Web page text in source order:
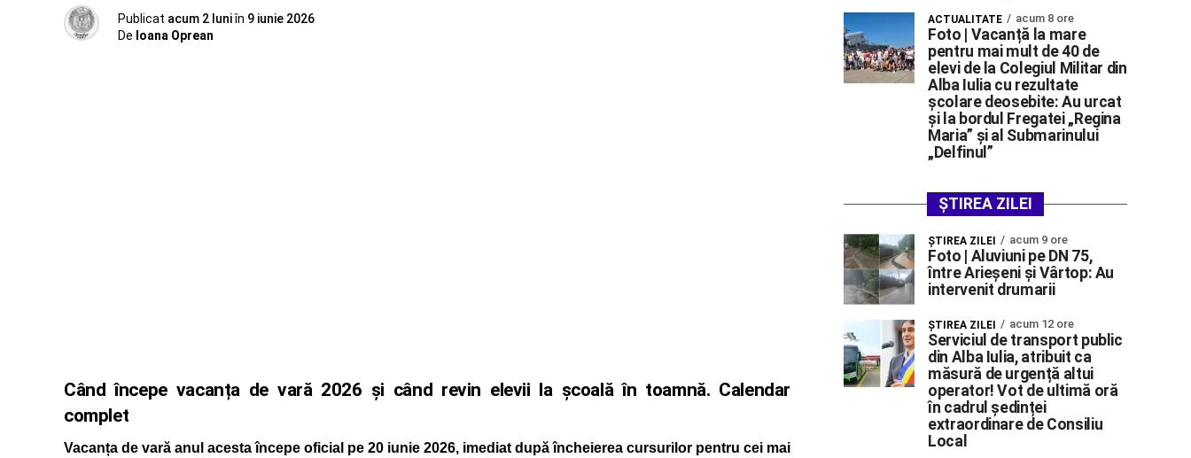
Publicat acum 2 luniîn 9 iunie 2026
De Ioana Oprean
Când începe vacanța de vară 2026 și când revin elevii la școală în toamnă. Calendar
complet
Vacanța de vară anul acesta începe oficial pe 20 iunie 2026, imediat după încheierea cursurilor pentru cei mai
ACTUALITATE acum 8 ore
Foto | Vacanță la mare
pentru mai mult de 40 de
elevi de la Colegiul Militar din
Alba Iulia cu rezultate
școlare deosebite: Au urcat
și la bordul Fregatei „Regina
Maria” și al Submarinului
„Delfinul”
ȘTIREA ZILEI
ŞTIREA ZILEI acum 9 ore
Foto | Aluviuni pe DN 75,
între Arieșeni și Vârtop: Au
intervenit drumarii
ŞTIREA ZILEI acum 12 ore
Serviciul de transport public
din Alba Iulia, atribuit ca
măsură de urgență altui
operator! Vot de ultimă oră
în cadrul ședinței
extraordinare de Consiliu
Local